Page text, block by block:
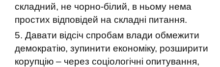
складний, не чорно-білий, в ньому нема
простих відповідей на складні питання.
Давати відсіч спробам влади обмежити
демократію, зупинити економіку, розширити
корупцію – через соціологічні опитування,